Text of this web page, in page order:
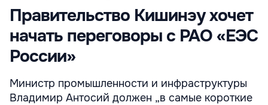
Правительство Кишинэу хочет
начать переговоры с РАО «ЕЭС
России»
Министр промышленности и инфраструктуры
Владимир Антосий должен „в самые короткие